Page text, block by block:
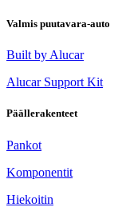
Valmis puutavara-auto
Built by Alucar
Alucar Support Kit
Päällerakenteet
Pankot
Komponentit
Hiekoitin